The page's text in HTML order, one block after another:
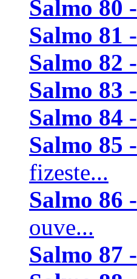
Salmo 80 -
Salmo 81 -
Salmo 82 -
Salmo 83 -
Salmo 84 -
Salmo 85 -
fizeste...
Salmo 86 -
ouve...
Salmo 87 -